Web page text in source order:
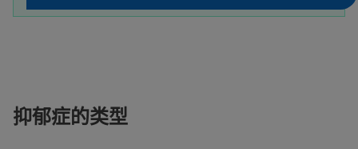
抑郁症的类型